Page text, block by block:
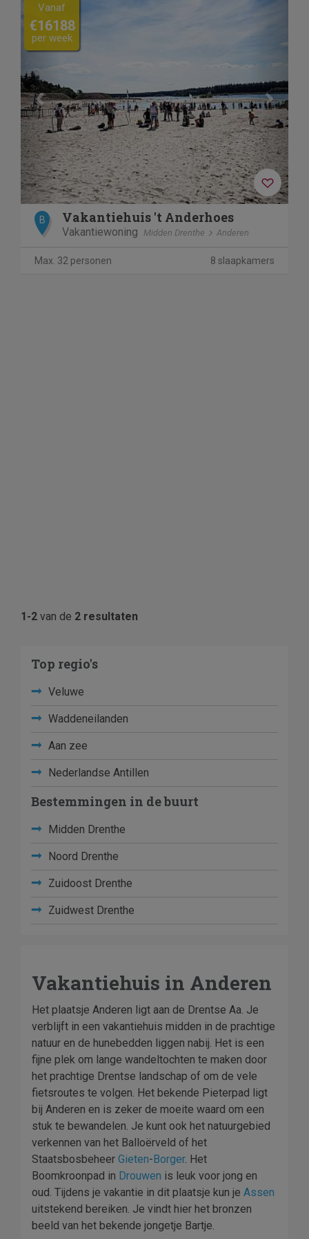
Vanaf
€16188
per week
B Vakantiehuis 't Anderhoes
Vakantiewoning Midden Drenthe Anderen
Max. 32 personen 8 slaapkamers
1-2 van de 2 resultaten
Top regio's
Veluwe
Waddeneilanden
Aan zee
Nederlandse Antillen
Bestemmingen in de buurt
Midden Drenthe
Noord Drenthe
Zuidoost Drenthe
Zuidwest Drenthe
Vakantiehuis in Anderen
Het plaatsje Anderen ligt aan de Drentse Aa. Je
verblijft in een vakantiehuis midden in de prachtige
natuur en de hunebedden liggen nabij. Het is een
fijne plek om lange wandeltochten te maken door
het prachtige Drentse landschap of om de vele
fietsroutes te volgen. Het bekende Pieterpad ligt
bij Anderen en is zeker de moeite waard om een
stuk te bewandelen. Je kunt ook het natuurgebied
verkennen van het Balloërveld of het
Staatsbosbeheer Gieten-Borger. Het
Boomkroonpad in Drouwen is leuk voor jong en
oud. Tijdens je vakantie in dit plaatsje kun je Assen
uitstekend bereiken. Je vindt hier het bronzen
beeld van het bekende jongetje Bartje.